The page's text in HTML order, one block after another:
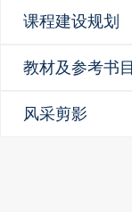
课程建设规划
教材及参考书目
风采剪影